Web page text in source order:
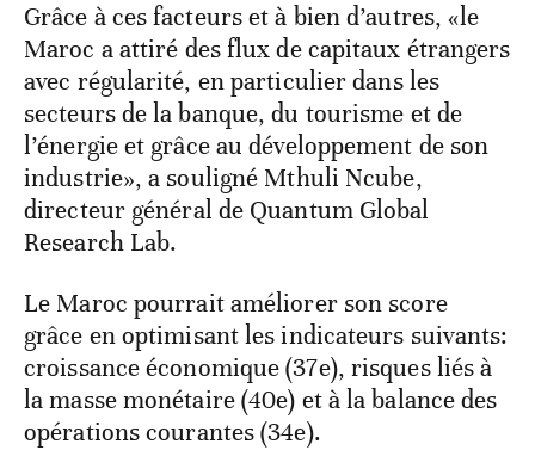
Grâce à ces facteurs et à bien d’autres, «le
Maroc a attiré des flux de capitaux étrangers
avec régularité, en particulier dans les
secteurs de la banque, du tourisme et de
l’énergie et grâce au développement de son
industrie», a souligné Mthuli Ncube,
directeur général de Quantum Global
Research Lab.
Le Maroc pourrait améliorer son score
grâce en optimisant les indicateurs suivants:
croissance économique (37e), risques liés à
la masse monétaire (40e) et à la balance des
opérations courantes (34e).